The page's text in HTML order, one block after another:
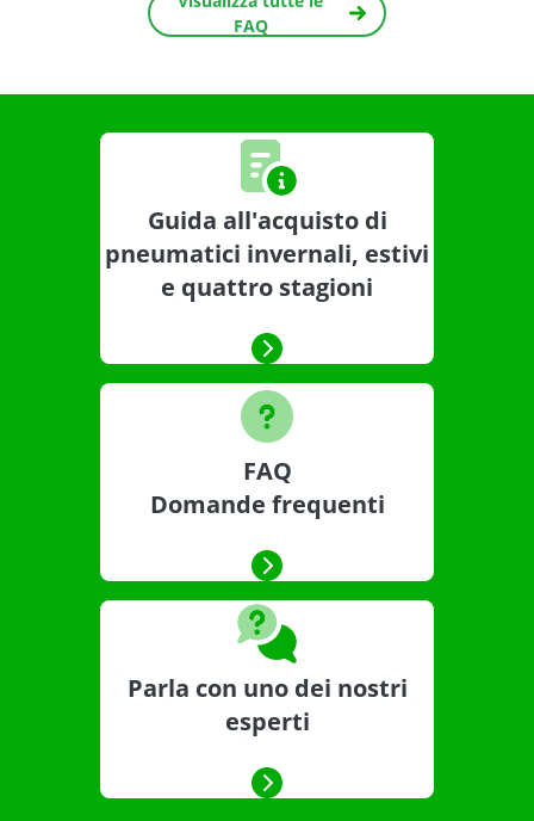
FAQ
Guida all'acquisto di
pneumatici invernali, estivi
e quattro stagioni
FAQ
Domande frequenti
Parla con uno dei nostri
esperti